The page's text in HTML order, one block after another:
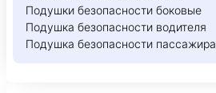
Подушки безопасности боковые
Подушка безопасности водителя
Подушка безопасности пассажира